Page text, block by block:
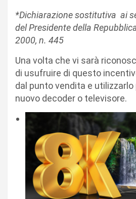
*Dichiarazione sostitutiva ai
del Presidente della
2000, n. 445
Una volta che vi sarà
di usufruire di questo
dal punto vendita e utilizzarlo
nuovo decoder o televisore.